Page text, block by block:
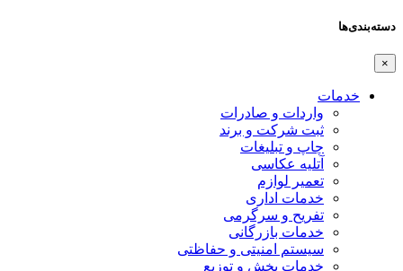
دسته‌بندی‌ها
×
خدمات
واردات و صادرات
ثبت شرکت و برند
چاپ و تبلیغات
آتلیه عکاسی
تعمیر لوازم
خدمات اداری
تفریح و سرگرمی
خدمات بازرگانی
سیستم امنیتی و حفاظتی
خدمات پخش و توزیع